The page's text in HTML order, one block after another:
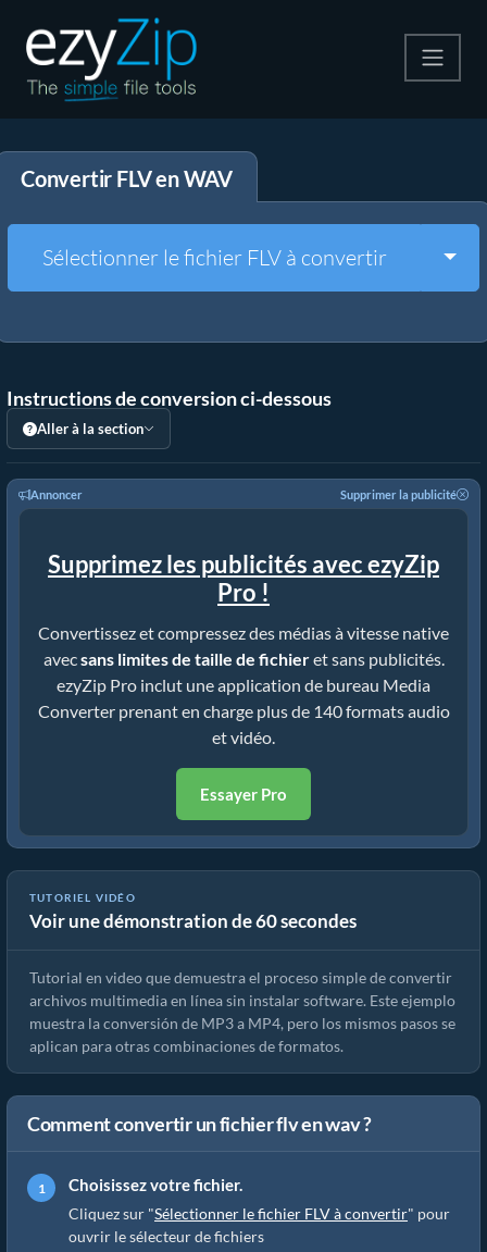
Décompresser
Autres outils
Convertir FLV en WAV
Sélectionner le fichier FLV à convertir
Instructions de conversion ci-dessous
Aller à la section
Annoncer Supprimer la publicité
Supprimez les publicités avec ezyZip
Pro !
Convertissez et compressez des médias à vitesse native
avecsans limites de taille de fichieret sans publicités.
ezyZip Pro inclut une application de bureau Media
Converter prenant en charge plus de 140 formats audio
et vidéo.
Essayer Pro
TUTORIEL VIDÉO
Voir une démonstration de 60 secondes
Cómo convertir archivos multimedia
Tutorial en video que demuestra el proceso simple de convertir
archivos multimedia en línea sin instalar software. Este ejemplo
muestra la conversión de MP3 a MP4, pero los mismos pasos se
aplican para otras combinaciones de formatos.
Comment convertir un fichier flv en wav ?
Choisissez votre fichier.
Cliquez sur "Sélectionner le fichier FLV à convertir" pour
ouvrir le sélecteur de fichiers